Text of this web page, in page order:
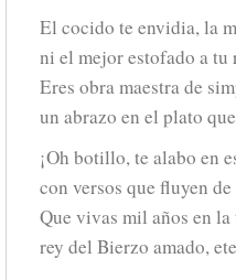
El cocido te envidia, la
ni el mejor estofado a tu
Eres obra maestra de
un abrazo en el plato
¡Oh botillo, te alabo en
con versos que fluyen
Que vivas mil años en
rey del Bierzo amado,